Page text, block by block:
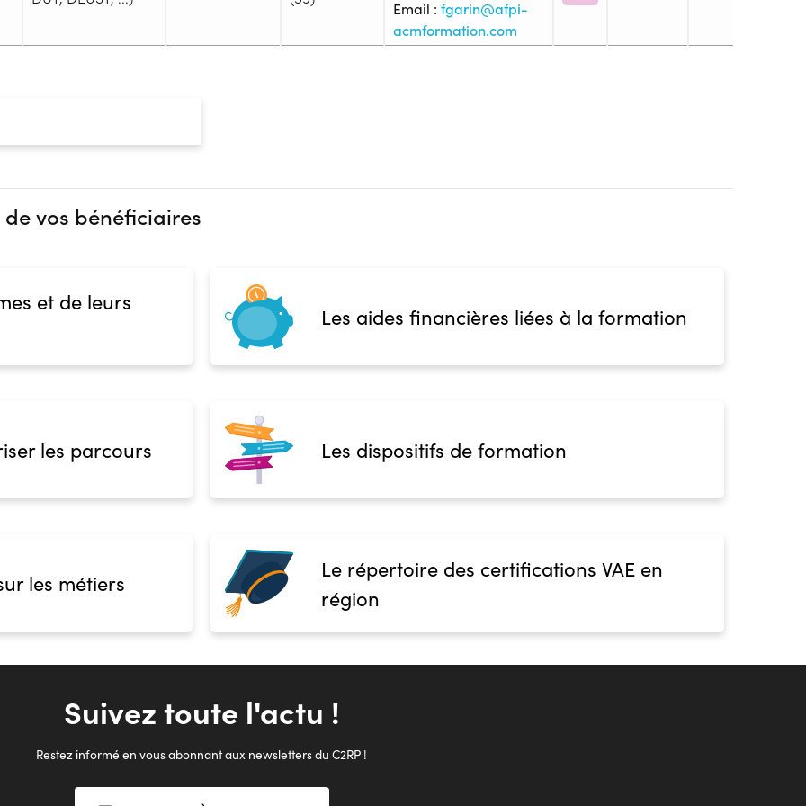
Email : fgarin@afpi-
acmformation.com
Réunions d'informations
vos bénéficiaires
et de leurs
Les aides financières liées à la formation
les parcours Les dispositifs de formation
les métiers
Le répertoire des certifications VAE en
région
Suivez toute l'actu !
Restez informé en vous abonnant aux newsletters du C2RP !